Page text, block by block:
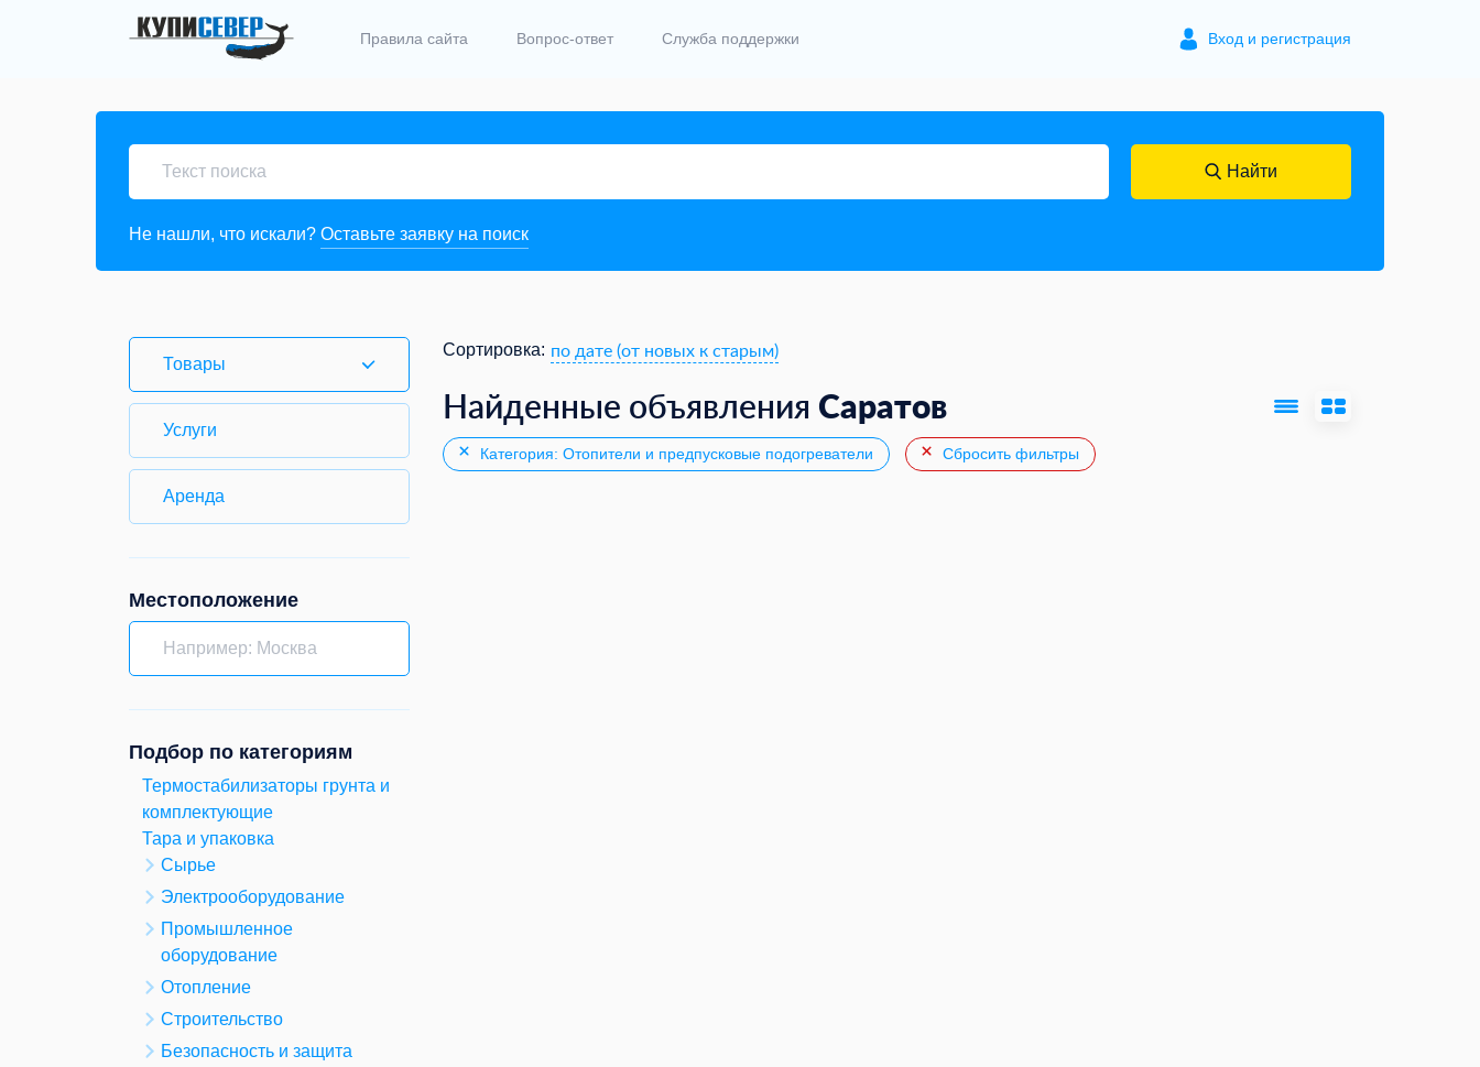
Правила сайта Вопрос-ответ Служба поддержки Вход и регистрация
Найти
Не нашли, что искали? Оставьте заявку на поиск
Товары
Услуги
Аренда
Местоположение
Подбор по категориям
Термостабилизаторы грунта и
комплектующие
Тара и упаковка
Сырье
Электрооборудование
Промышленное
оборудование
Отопление
Строительство
Безопасность и защита
Сортировка: по дате (от новых к старым)
Найденные объявления Саратов
Категория: Отопители и предпусковые подогреватели Сбросить фильтры